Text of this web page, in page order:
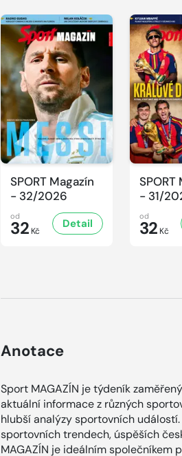
SPORT Magazín
- 32/2026
od
32 Kč
Detail
SPORT
- 31/
od
32 Kč
Anotace
Sport MAGAZÍN je týdeník
aktuální informace z různých
hlubší analýzy sportovních
sportovních trendech, úspěších
MAGAZÍN je ideálním společníkem